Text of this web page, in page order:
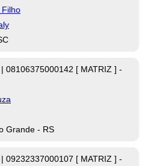
Filho
| 08106375000142 [ MATRIZ ] -
Grande - RS
| 09232337000107 [ MATRIZ ] -